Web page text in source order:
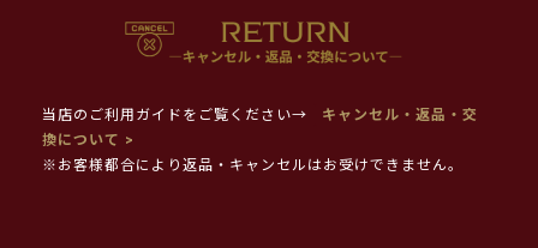
当店のご利用ガイドをご覧ください→
キャンセル・返品・交
換について >
※お客様都合により返品・キャンセルはお受けできません。